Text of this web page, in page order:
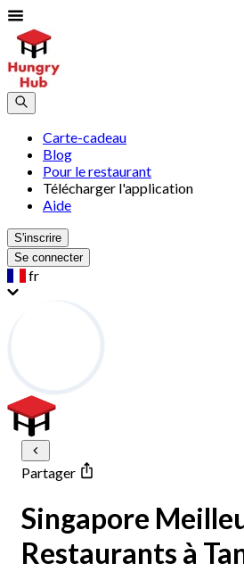
Carte-cadeau
Blog
Pour le restaurant
Télécharger l'application
Aide
S'inscrire
Se connecter
fr
Partager
Singapore
Restaurants à